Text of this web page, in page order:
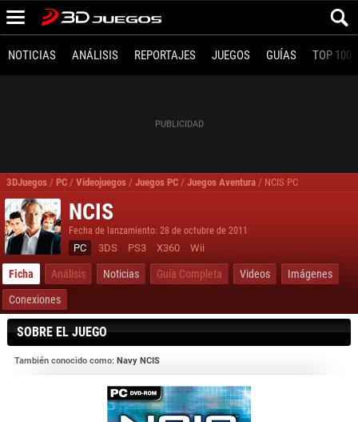
NOTICIAS ANÁLISIS REPORTAJES JUEGOS GUÍAS TOP 100
3DJuegos / PC / Videojuegos / Juegos PC / Juegos Aventura / NCIS PC
NCIS
Fecha de lanzamiento: 28 de octubre de 2011
PC 3DS PS3 X360 Wii
Ficha Análisis Noticias Guía Completa Videos
Imágenes
Conexiones
SOBRE EL JUEGO
También conocido como: Navy NCIS